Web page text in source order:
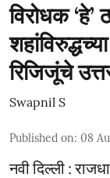
विरोधक
रिजिजूंचे
Swapnil S
Published on: 08
नवी दिल्ली :